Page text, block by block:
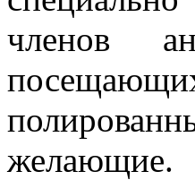
членов
желающие.